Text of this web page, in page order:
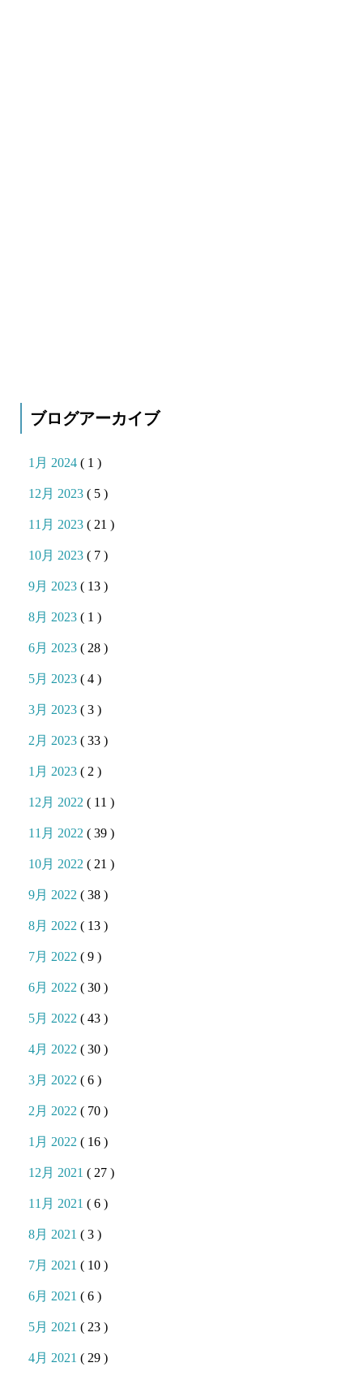
ブログアーカイブ
1月 2024( 1 )
12月 2023( 5 )
11月 2023( 21 )
10月 2023( 7 )
9月 2023( 13 )
8月 2023( 1 )
6月 2023( 28 )
5月 2023( 4 )
3月 2023( 3 )
2月 2023( 33 )
1月 2023( 2 )
12月 2022( 11 )
11月 2022( 39 )
10月 2022( 21 )
9月 2022( 38 )
8月 2022( 13 )
7月 2022( 9 )
6月 2022( 30 )
5月 2022( 43 )
4月 2022( 30 )
3月 2022( 6 )
2月 2022( 70 )
1月 2022( 16 )
12月 2021( 27 )
11月 2021( 6 )
8月 2021( 3 )
7月 2021( 10 )
6月 2021( 6 )
5月 2021( 23 )
4月 2021( 29 )